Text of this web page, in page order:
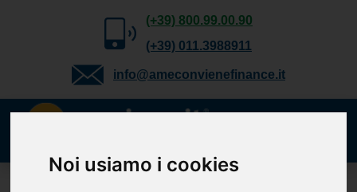
Noi usiamo i cookies
(+39) 800.99.00.90
(+39) 011.3988911
info@ameconvienefinance.it